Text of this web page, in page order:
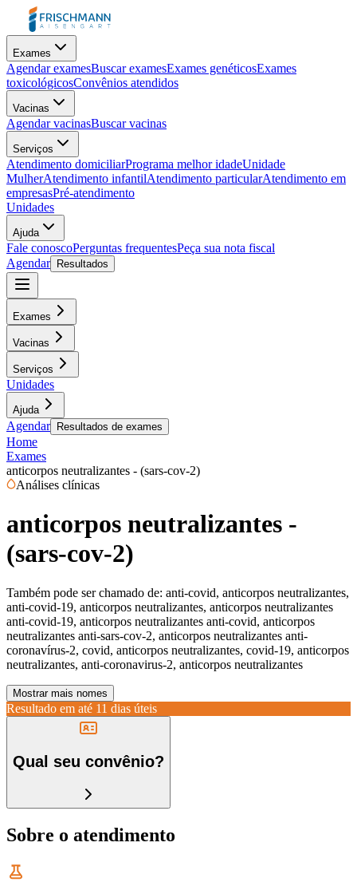
Exames
Agendar examesBuscar examesExames genéticosExames
toxicológicosConvênios atendidos
Vacinas
Agendar vacinasBuscar vacinas
Serviços
Atendimento domiciliarPrograma melhor idadeUnidade
MulherAtendimento infantilAtendimento particularAtendimento em
empresasPré-atendimento
Unidades
Ajuda
Fale conoscoPerguntas frequentesPeça sua nota fiscal
Agendar
Resultados
Exames
Vacinas
Serviços
Unidades
Ajuda
Agendar Resultados de exames
Home
Exames
anticorpos neutralizantes - (sars-cov-2)
Análises clínicas
anticorpos neutralizantes -
(sars-cov-2)
Também pode ser chamado de: anti-covid, anticorpos neutralizantes,
anti-covid-19, anticorpos neutralizantes, anticorpos neutralizantes
anti-covid-19, anticorpos neutralizantes anti-covid, anticorpos
neutralizantes anti-sars-cov-2, anticorpos neutralizantes anti-
coronavírus-2, covid, anticorpos neutralizantes, covid-19, anticorpos
neutralizantes, anti-coronavirus-2, anticorpos neutralizantes
Mostrar mais nomes
Resultado em até 11 dias úteis
Qual seu convênio?
Sobre o atendimento